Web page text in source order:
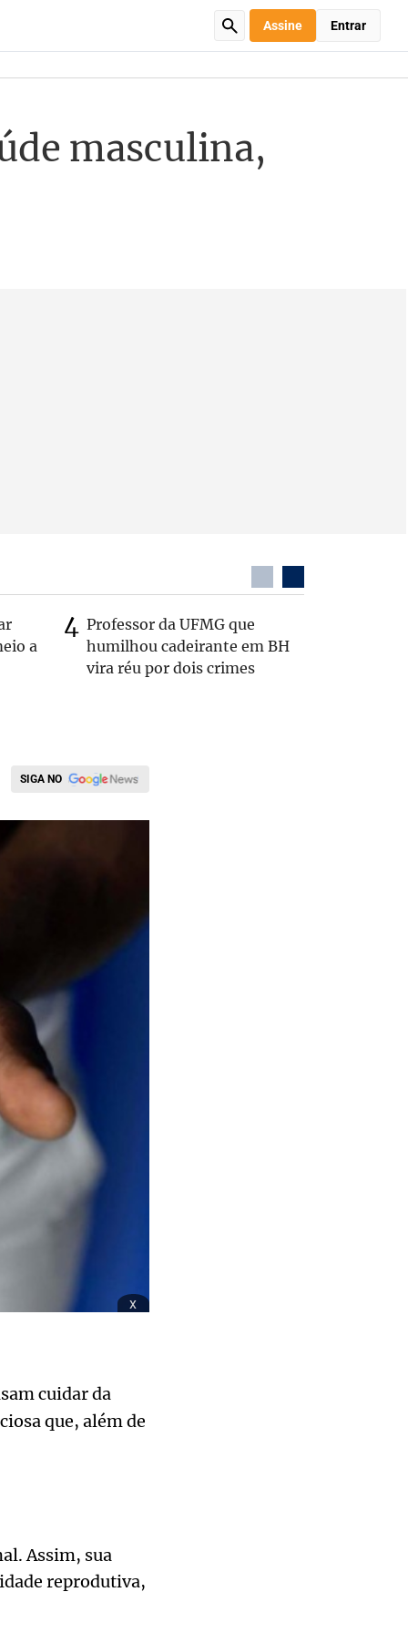
Assine Entrar
masculina,
a
Professor da UFMG que
humilhou cadeirante em BH
vira réu por dois crimes
SIGA NO
x
cuidar da
que, além de
Assim, sua
reprodutiva,